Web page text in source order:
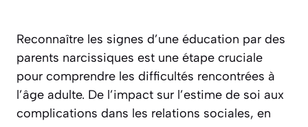
Reconnaître les signes d’une éducation par des
parents narcissiques est une étape cruciale
pour comprendre les difficultés rencontrées à
l’âge adulte. De l’impact sur l’estime de soi aux
complications dans les relations sociales, en